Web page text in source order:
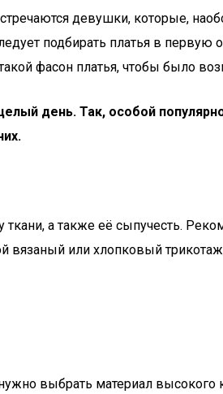
девушки, которые,
подбирать платья в
фасон платья, чтобы было
день. Так, особой
а также её сыпучесть.
или хлопковый
выбрать материал высокого